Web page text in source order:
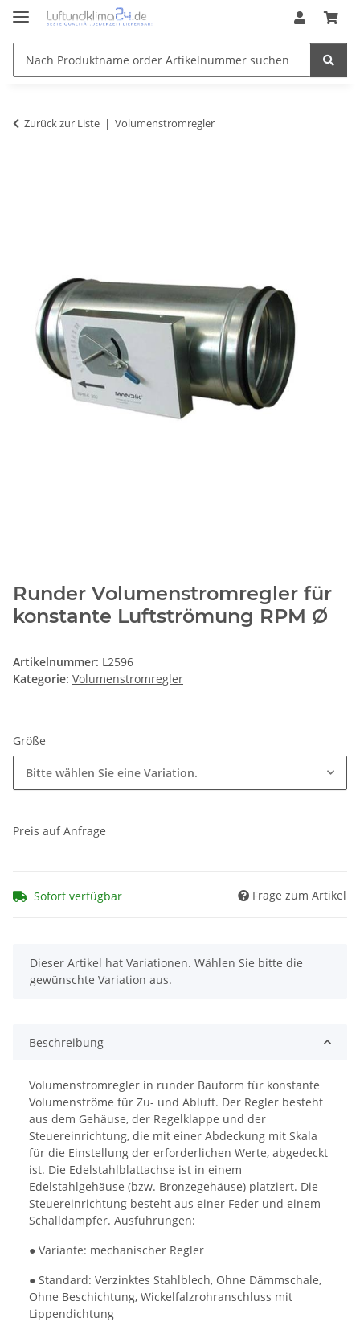
Zurück zur Liste Volumenstromregler
Runder Volumenstromregler für
konstante Luftströmung RPM Ø
Artikelnummer: L2596
Kategorie: Volumenstromregler
Größe
Bitte wählen Sie eine Variation.
Preis auf Anfrage
Sofort verfügbar Frage zum Artikel
x
Dieser Artikel hat Variationen. Wählen Sie bitte die
gewünschte Variation aus.
Beschreibung
Volumenstromregler in runder Bauform für konstante
Volumenströme für Zu- und Abluft. Der Regler besteht
aus dem Gehäuse, der Regelklappe und der
Steuereinrichtung, die mit einer Abdeckung mit Skala
für die Einstellung der erforderlichen Werte, abgedeckt
ist. Die Edelstahlblattachse ist in einem
Edelstahlgehäuse (bzw. Bronzegehäuse) platziert. Die
Steuereinrichtung besteht aus einer Feder und einem
Schalldämpfer. Ausführungen:
● Variante: mechanischer Regler
● Standard: Verzinktes Stahlblech, Ohne Dämmschale,
Ohne Beschichtung, Wickelfalzrohranschluss mit
Lippendichtung